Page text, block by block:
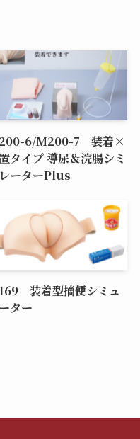
6/M200-7 装着×
タイプ 導尿＆浣腸シミ
ーターPlus
装着型摘便シミュ
ター